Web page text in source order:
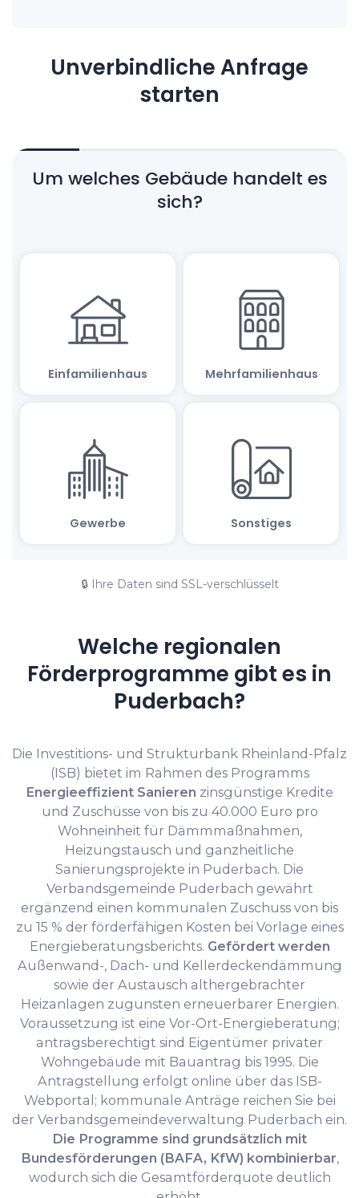
Unverbindliche Anfrage
starten
🔒 Ihre Daten sind SSL-verschlüsselt
Welche regionalen
Förderprogramme gibt es in
Puderbach?
Die Investitions- und Strukturbank Rheinland-Pfalz
(ISB) bietet im Rahmen des Programms
Energieeffizient Sanieren zinsgünstige Kredite
und Zuschüsse von bis zu 40.000 Euro pro
Wohneinheit für Dämmmaßnahmen,
Heizungstausch und ganzheitliche
Sanierungsprojekte in Puderbach. Die
Verbandsgemeinde Puderbach gewährt
ergänzend einen kommunalen Zuschuss von bis
zu 15 % der förderfähigen Kosten bei Vorlage eines
Energieberatungsberichts. Gefördert werden
Außenwand-, Dach- und Kellerdeckendämmung
sowie der Austausch althergebrachter
Heizanlagen zugunsten erneuerbarer Energien.
Voraussetzung ist eine Vor-Ort-Energieberatung;
antragsberechtigt sind Eigentümer privater
Wohngebäude mit Bauantrag bis 1995. Die
Antragstellung erfolgt online über das ISB-
Webportal; kommunale Anträge reichen Sie bei
der Verbandsgemeindeverwaltung Puderbach ein.
Die Programme sind grundsätzlich mit
Bundesförderungen (BAFA, KfW) kombinierbar,
wodurch sich die Gesamtförderquote deutlich